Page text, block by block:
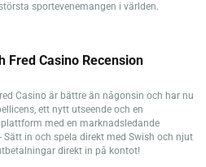
sportevenemangen i världen.
Fred Casino Recension
Casino är bättre än någonsin och har nu
ett nytt utseende och en
med en marknadsledande
Sätt in och spela direkt med Swish och njut
direkt in på kontot!